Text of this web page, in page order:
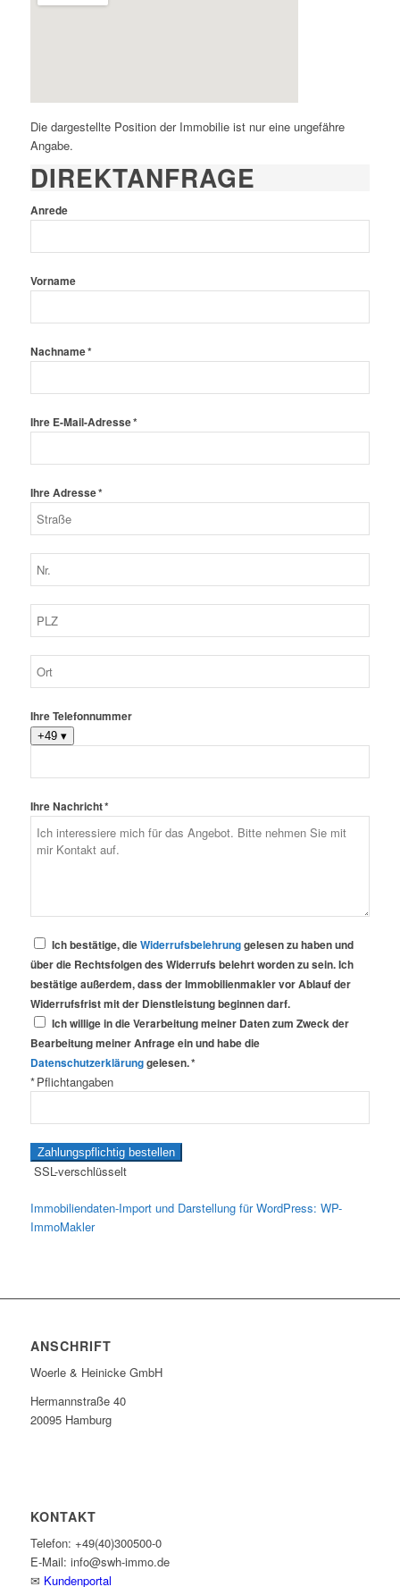
Die dargestellte Position der Immobilie ist nur eine ungefähre
Angabe.
DIREKTANFRAGE
Anrede
Vorname
Nachname *
Ihre E-Mail-Adresse *
Ihre Adresse *
Ihre Telefonnummer
+49 ▾
Ihre Nachricht *
Ich bestätige, dieWiderrufsbelehrunggelesen zu haben und
über die Rechtsfolgen des Widerrufs belehrt worden zu sein. Ich
bestätige außerdem, dass der Immobilienmakler vor Ablauf der
Widerrufsfrist mit der Dienstleistung beginnen darf.
Ich willige in die Verarbeitung meiner Daten zum Zweck der
Bearbeitung meiner Anfrage ein und habe die
Datenschutzerklärunggelesen. *
* Pflichtangaben
Zahlungspflichtig bestellen
SSL-verschlüsselt
Immobiliendaten-Import und Darstellung für WordPress: WP-
ImmoMakler
ANSCHRIFT
Woerle & Heinicke GmbH
Hermannstraße 40
20095 Hamburg
KONTAKT
Telefon: +49(40)300500-0
E-Mail: info@swh-immo.de
✉ Kundenportal